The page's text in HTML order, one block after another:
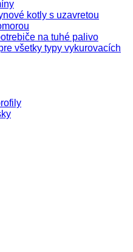
kotly s uzavretou
na tuhé palivo
všetky typy vykurovacích